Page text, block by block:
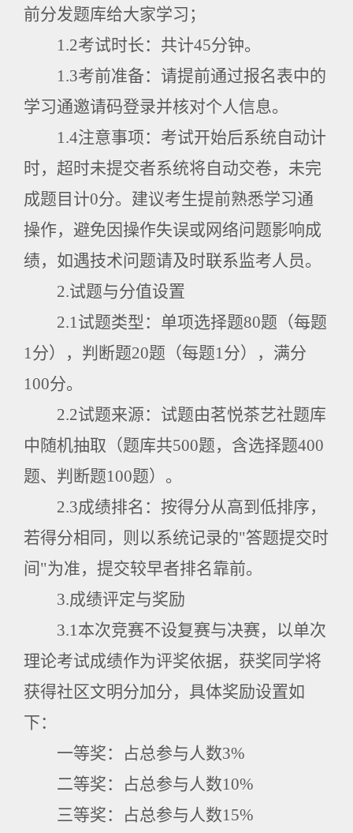
前分发题库给大家学习；
1.2考试时长：共计45分钟。
1.3考前准备：请提前通过报名表中的
学习通邀请码登录并核对个人信息。
1.4注意事项：考试开始后系统自动计
时，超时未提交者系统将自动交卷，未完
成题目计0分。建议考生提前熟悉学习通
操作，避免因操作失误或网络问题影响成
绩，如遇技术问题请及时联系监考人员。
2.试题与分值设置
2.1试题类型：单项选择题80题（每题
1分），判断题20题（每题1分），满分
100分。
2.2试题来源：试题由茗悦茶艺社题库
中随机抽取（题库共500题，含选择题400
题、判断题100题）。
2.3成绩排名：按得分从高到低排序，
若得分相同，则以系统记录的"答题提交时
间"为准，提交较早者排名靠前。
3.成绩评定与奖励
3.1本次竞赛不设复赛与决赛，以单次
理论考试成绩作为评奖依据，获奖同学将
获得社区文明分加分，具体奖励设置如
下：
一等奖：占总参与人数3%
二等奖：占总参与人数10%
三等奖：占总参与人数15%